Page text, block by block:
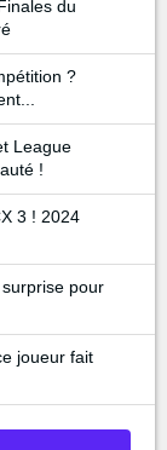
du
?
League
!
3 ! 2024
pour
joueur fait